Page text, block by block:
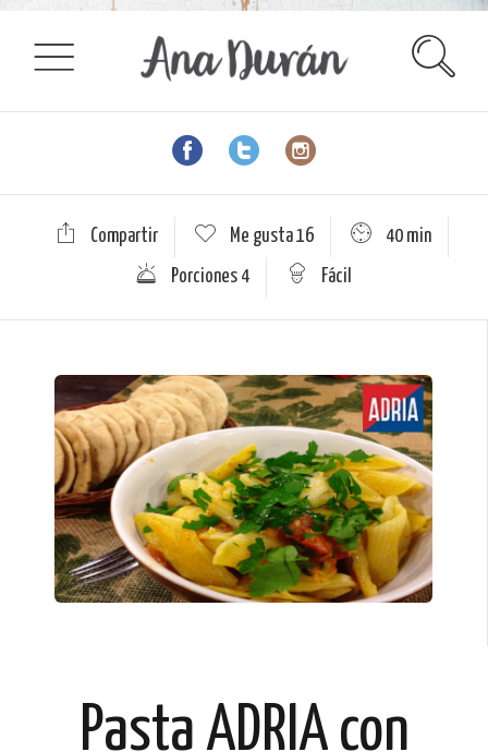
Compartir Me gusta16 40 min
Porciones 4 Fácil
Pasta ADRIA con